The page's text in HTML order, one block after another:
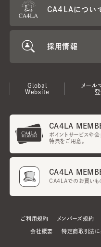
CA4LAについ
採用情報
Global
Website
メール
CA4LA
ポイントサービスや
特典をご用意。
CA4LA
CA4LAでのお買いも
ご利用規約 メンバーズ規約
会社概要 特定商取引法に